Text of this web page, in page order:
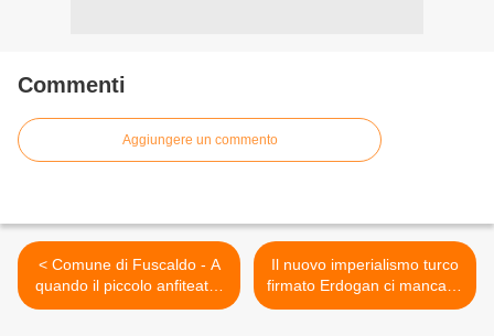
Commenti
Aggiungere un commento
< Comune di Fuscaldo - A
quando il piccolo anfiteatro
in zona fontanella?
Il nuovo imperialismo turco
firmato Erdogan ci mancava
>